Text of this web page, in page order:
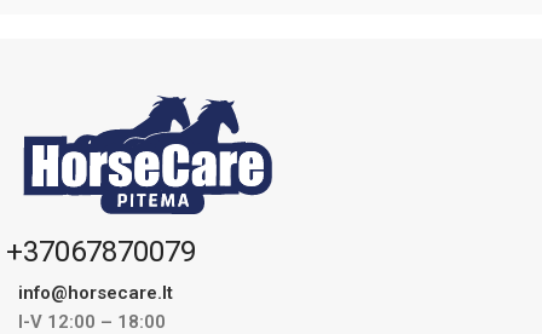
+37067870079
info@horsecare.lt
I-V 12:00 – 18:00